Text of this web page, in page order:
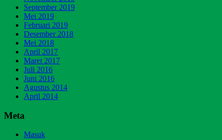
September 2019
Mei 2019
Februari 2019
Desember 2018
Mei 2018
April 2017
Maret 2017
Juli 2016
Juni 2016
Agustus 2014
April 2014
Meta
Masuk